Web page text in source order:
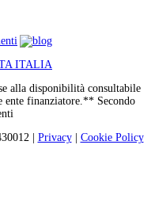
ITALIA
alla disponibilità consultabile
ente finanziatore.** Secondo
| Privacy| Cookie Policy